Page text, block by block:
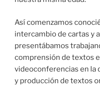
Así comenzamos
intercambio de cartas y
presentábamos
comprensión de textos
videoconferencias en la
y producción de textos